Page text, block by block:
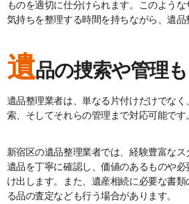
ものを適切に仕分けられます。このよう
気持ちを整理する時間を持ちながら、遺品
遺品の捜索や管理
遺品整理業者は、単なる片付けだけでな
索、そしてそれらの管理まで対応可能です
新宿区の遺品整理業者では、経験豊富な
遺品を丁寧に確認し、価値のあるものや
け出します。また、遺産相続に必要な書
る品の査定なども行う場合があります。